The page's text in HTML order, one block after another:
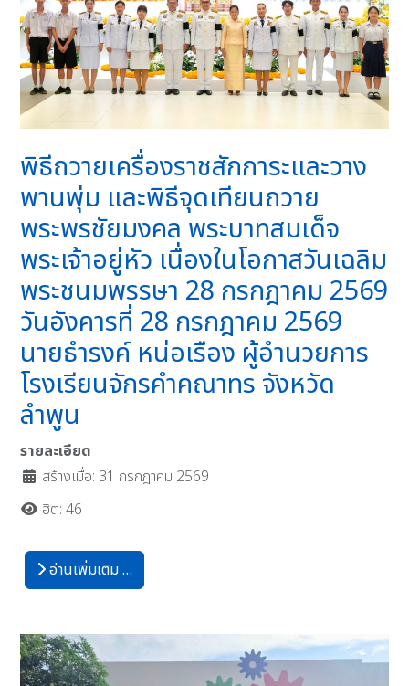
พิธีถวายเครื่องราชสักการะและวาง
พานพุ่ม และพิธีจุดเทียนถวาย
พระพรชัยมงคล พระบาทสมเด็จ
พระเจ้าอยู่หัว เนื่องในโอกาสวันเฉลิม
พระชนมพรรษา 28 กรกฎาคม 2569
วันอังคารที่ 28 กรกฎาคม 2569
นายธำรงค์ หน่อเรือง ผู้อำนวยการ
โรงเรียนจักรคำคณาทร จังหวัด
ลำพูน
รายละเอียด
สร้างเมื่อ: 31 กรกฎาคม 2569
ฮิต: 46
อ่านเพิ่มเติม …